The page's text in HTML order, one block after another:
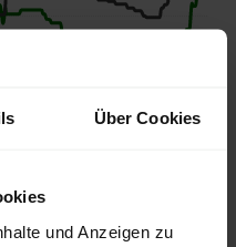
Über Cookies
und Anzeigen zu
2026